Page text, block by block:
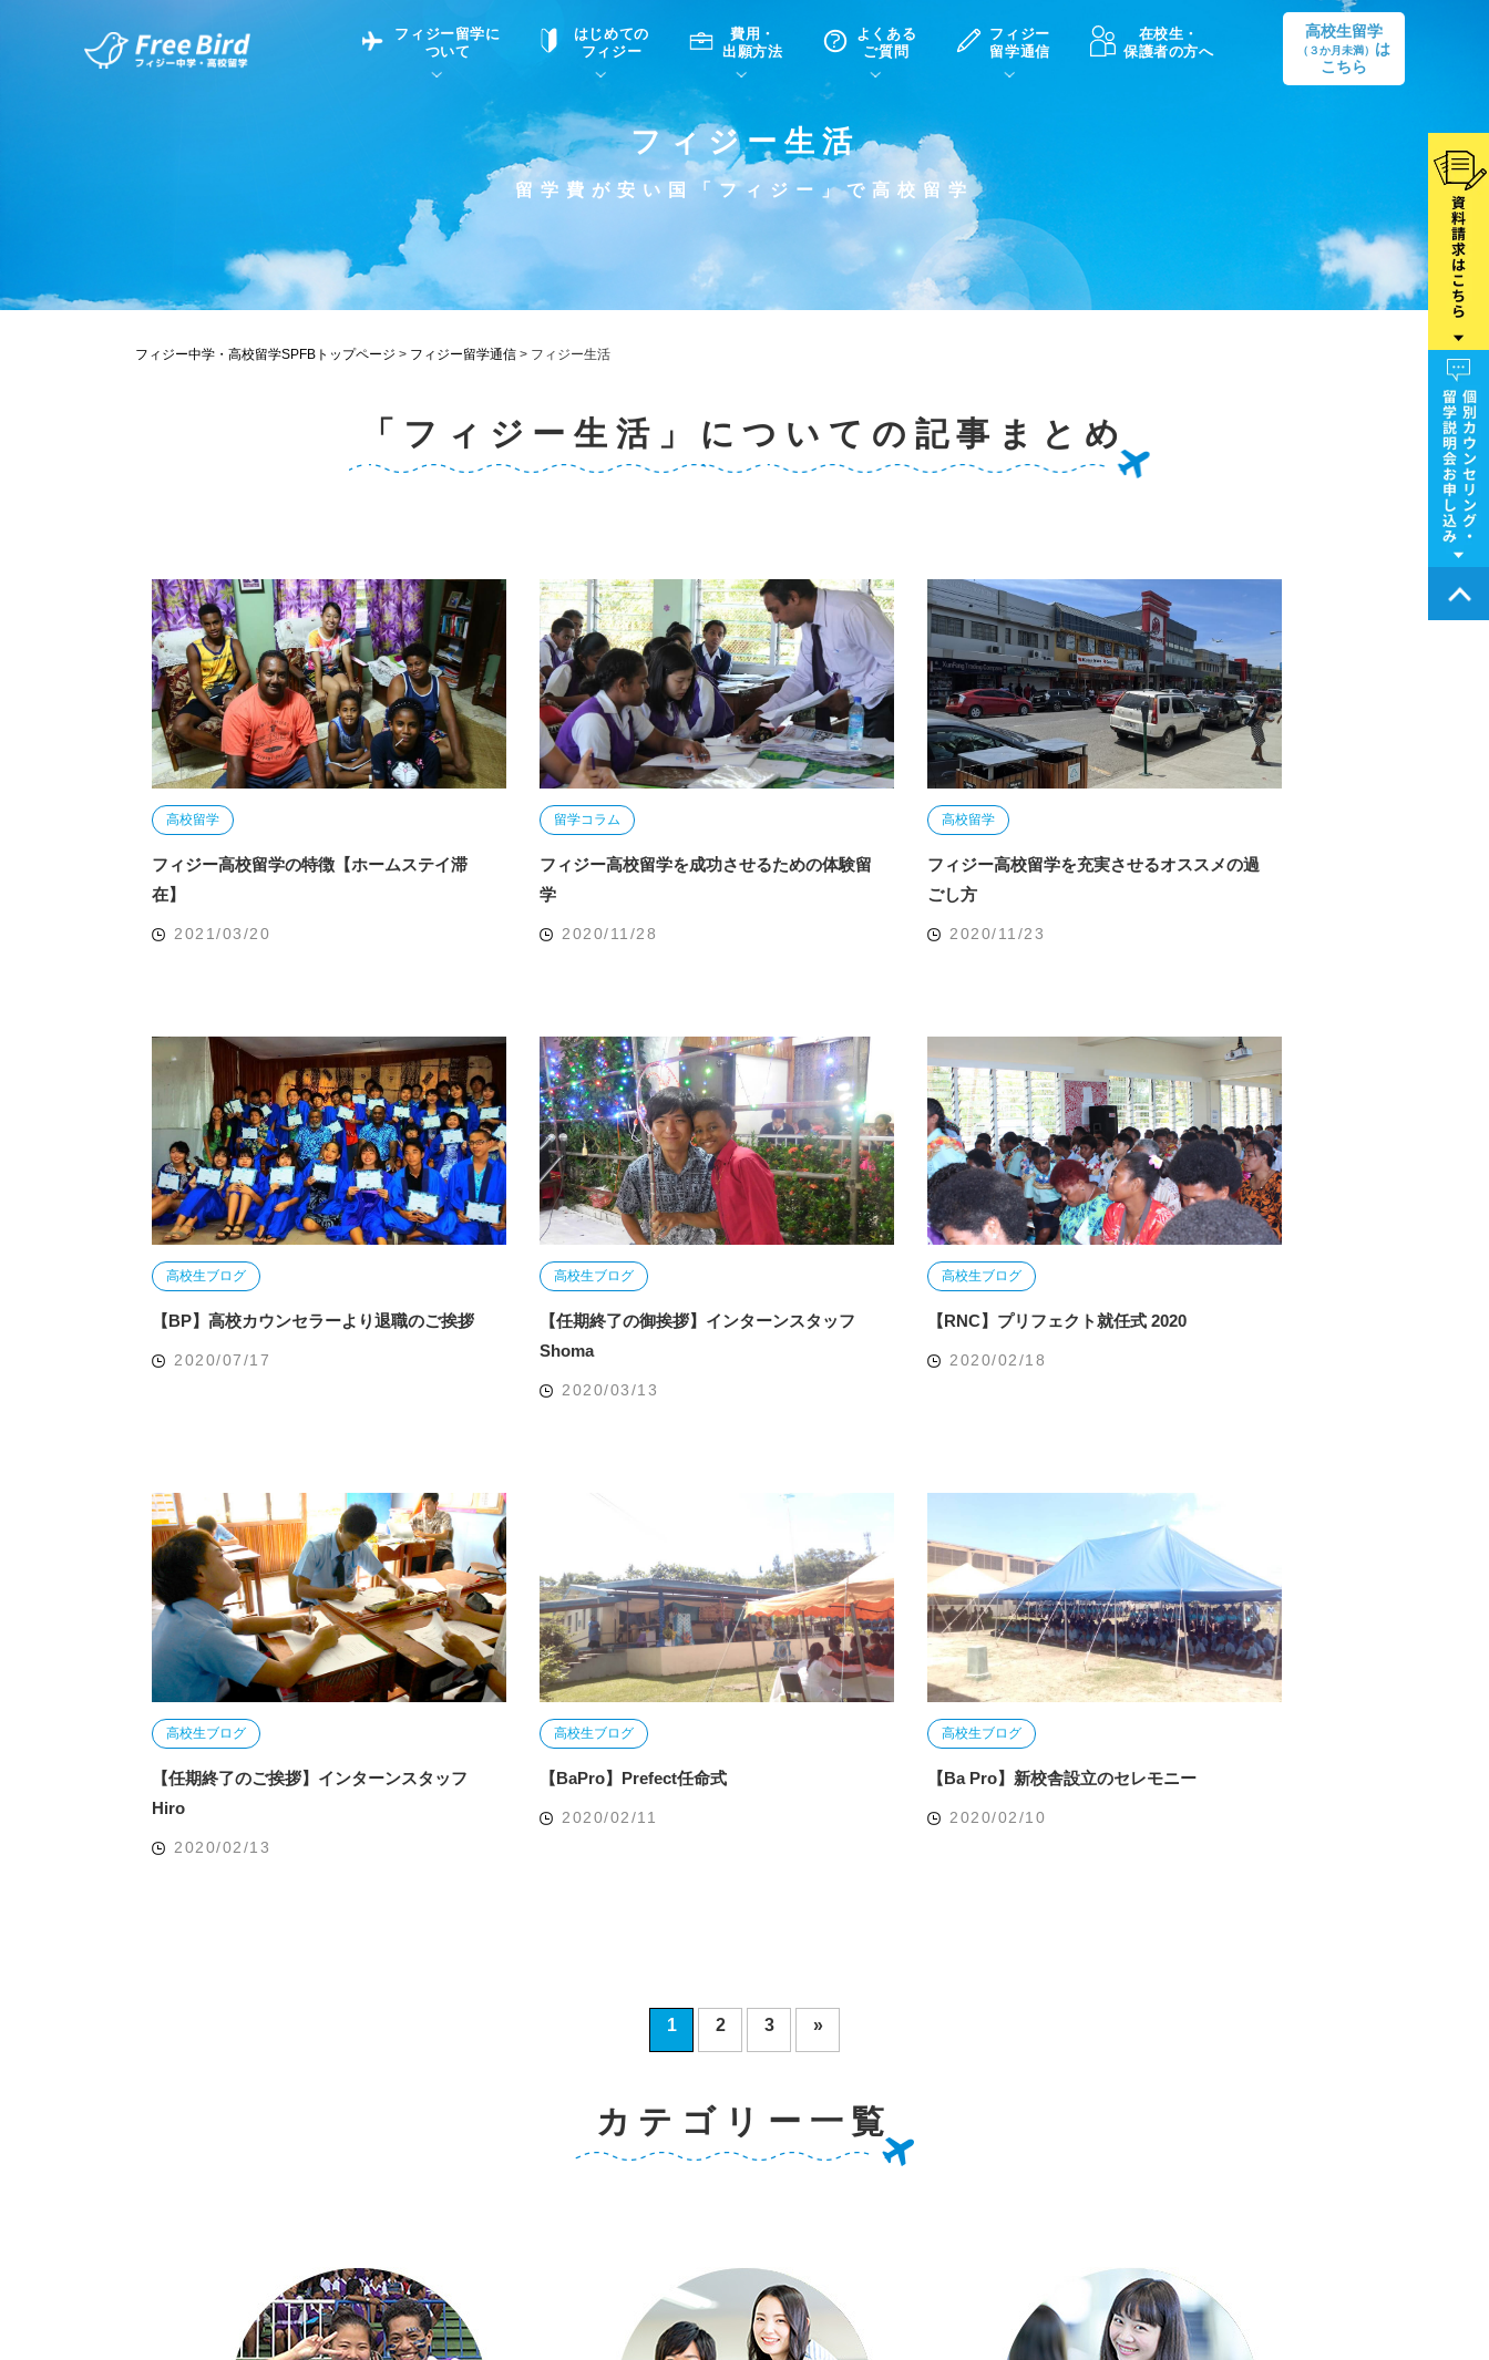
フィジー留学に
ついて
フィジー留学について 中学・高校留学の意義
はじめての
フィジー
滞在先
費用・
出願方法
高校留学
よくある
ご質問
フィジーでの生活Q&A ホームステイQ&A
現地高校Q&A
英語についてQ&A
フィジー
留学通信
フィジー留学通信TOP 学生インタビュー（在校生）
留学コラム
在校生・
保護者の方へ
高校生留学
（３か月未満）
は
こちら
フィジー生活
留学費が安い国「フィジー」で高校留学
フィジー中学・高校留学SPFBトップページ > フィジー留学通信 > フィジー生活
「フィジー生活」についての記事まとめ
高校留学
フィジー高校留学の特徴【ホームステイ滞
在】
2021/03/20
留学コラム
フィジー高校留学を成功させるための体験留
学
2020/11/28
高校留学
フィジー高校留学を充実させるオススメの過
ごし方
2020/11/23
高校生ブログ
【BP】高校カウンセラーより退職のご挨拶
2020/07/17
高校生ブログ
【任期終了の御挨拶】インターンスタッフ
Shoma
2020/03/13
高校生ブログ
【RNC】プリフェクト就任式 2020
2020/02/18
高校生ブログ
【任期終了のご挨拶】インターンスタッフ
Hiro
2020/02/13
高校生ブログ
【BaPro】Prefect任命式
2020/02/11
高校生ブログ
【Ba Pro】新校舎設立のセレモニー
2020/02/10
1 2 3 »
カテゴリー一覧